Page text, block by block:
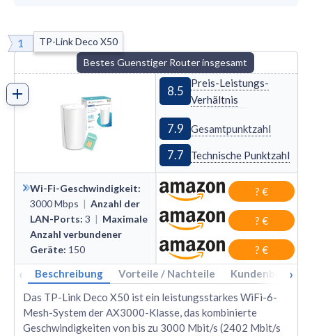
1
TP-Link Deco X50
Bestes Guenstiger Router insgesamt
8.5
Preis-Leistungs-
Verhältnis
7.9 Gesamtpunktzahl
7.7 Technische Punktzahl
Wi-Fi-Geschwindigkeit:
3000Mbps | Anzahl der
LAN-Ports: 3 | Maximale
Anzahl verbundener
Geräte: 150
? €
? €
? €
‹ Beschreibung Vorteile / Nachteile ›
Das TP-Link Deco X50 ist ein leistungsstarkes WiFi-6-
Mesh-System der AX3000-Klasse, das kombinierte
Geschwindigkeiten von bis zu 3000 Mbit/s (2402 Mbit/s